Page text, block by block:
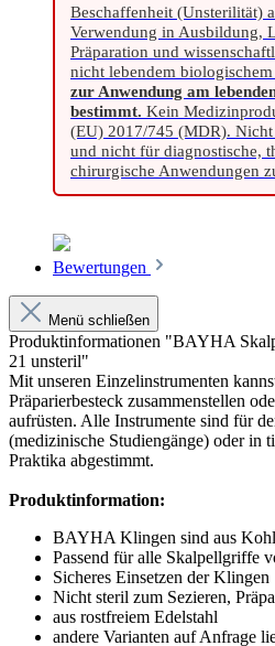
Beschaffenheit (Unsterilität)
Verwendung in Ausbildung,
Präparation und
nicht lebendem
zur Anwendung am
bestimmt. Kein
(EU) 2017/745 (MDR).
und nicht für diagnostische,
chirurgische Anwendungen
Bewertungen
Menü schließen
Produktinformationen "BAYHA
21 unsteril"
Mit unseren Einzelinstrumenten
Präparierbesteck zusammenstellen
aufrüsten. Alle Instrumente sind für
(medizinische Studiengänge) oder in
Praktika abgestimmt.
Produktinformation:
BAYHA Klingen sind aus
Passend für alle Skalpellgriffe
Sicheres Einsetzen der Klingen
Nicht steril zum Sezieren,
aus rostfreiem Edelstahl
andere Varianten auf Anfrage